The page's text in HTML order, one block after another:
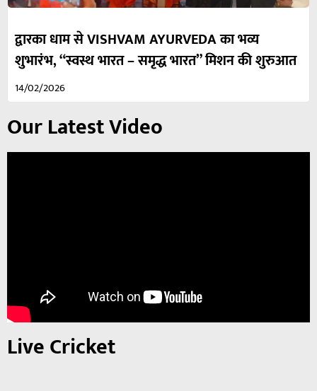
द्वारका धाम से VISHVAM AYURVEDA का भव्य
शुभारंभ, “स्वस्थ भारत – समृद्ध भारत” मिशन की शुरुआत
14/02/2026
Our Latest Video
Live Cricket